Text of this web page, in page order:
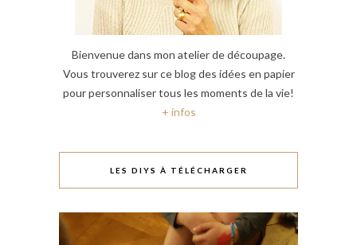
Bienvenue dans mon atelier de découpage.
Vous trouverez sur ce blog des idées en papier
pour personnaliser tous les moments de la vie!
+ infos
LES DIYS À TÉLÉCHARGER